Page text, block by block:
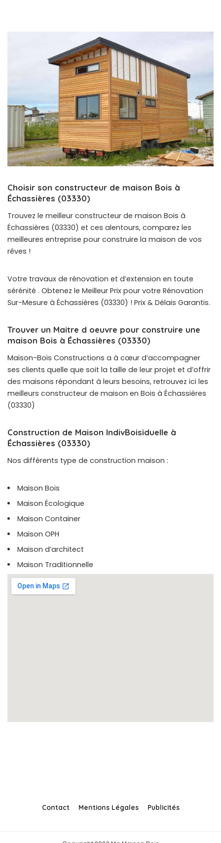
Choisir son constructeur de maison Bois à
Échassières (03330)
Trouvez le meilleur constructeur de maison Bois à
Échassières (03330) et ces alentours, comparez les
meilleures entreprise pour construire la maison de vos
rêves !
Votre travaux de rénovation et d’extension en toute
sérénité . Obtenez le Meilleur Prix pour votre Rénovation
Sur-Mesure à Échassières (03330) ! Prix & Délais Garantis.
Trouver un Maitre d oeuvre pour construire une
maison Bois à Échassières (03330)
Maison-Bois Constructions a à cœur d’accompagner
ses clients quelle que soit la taille de leur projet et d’offrir
des maisons répondant à leurs besoins, retrouvez ici les
meilleurs constructeur de maison en Bois à Échassières
(03330)
Construction de Maison IndivBoisiduelle à
Échassières (03330)
Nos différents type de construction maison :
Maison Bois
Maison Écologique
Maison Container
Maison OPH
Maison d’architect
Maison Traditionnelle
Contact Mentions Légales Publicités